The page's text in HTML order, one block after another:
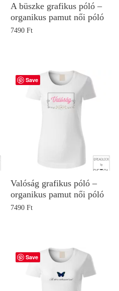
A büszke grafikus póló –
organikus pamut női póló
7490Ft
Save
Valóság grafikus póló –
organikus pamut női póló
7490Ft
Save